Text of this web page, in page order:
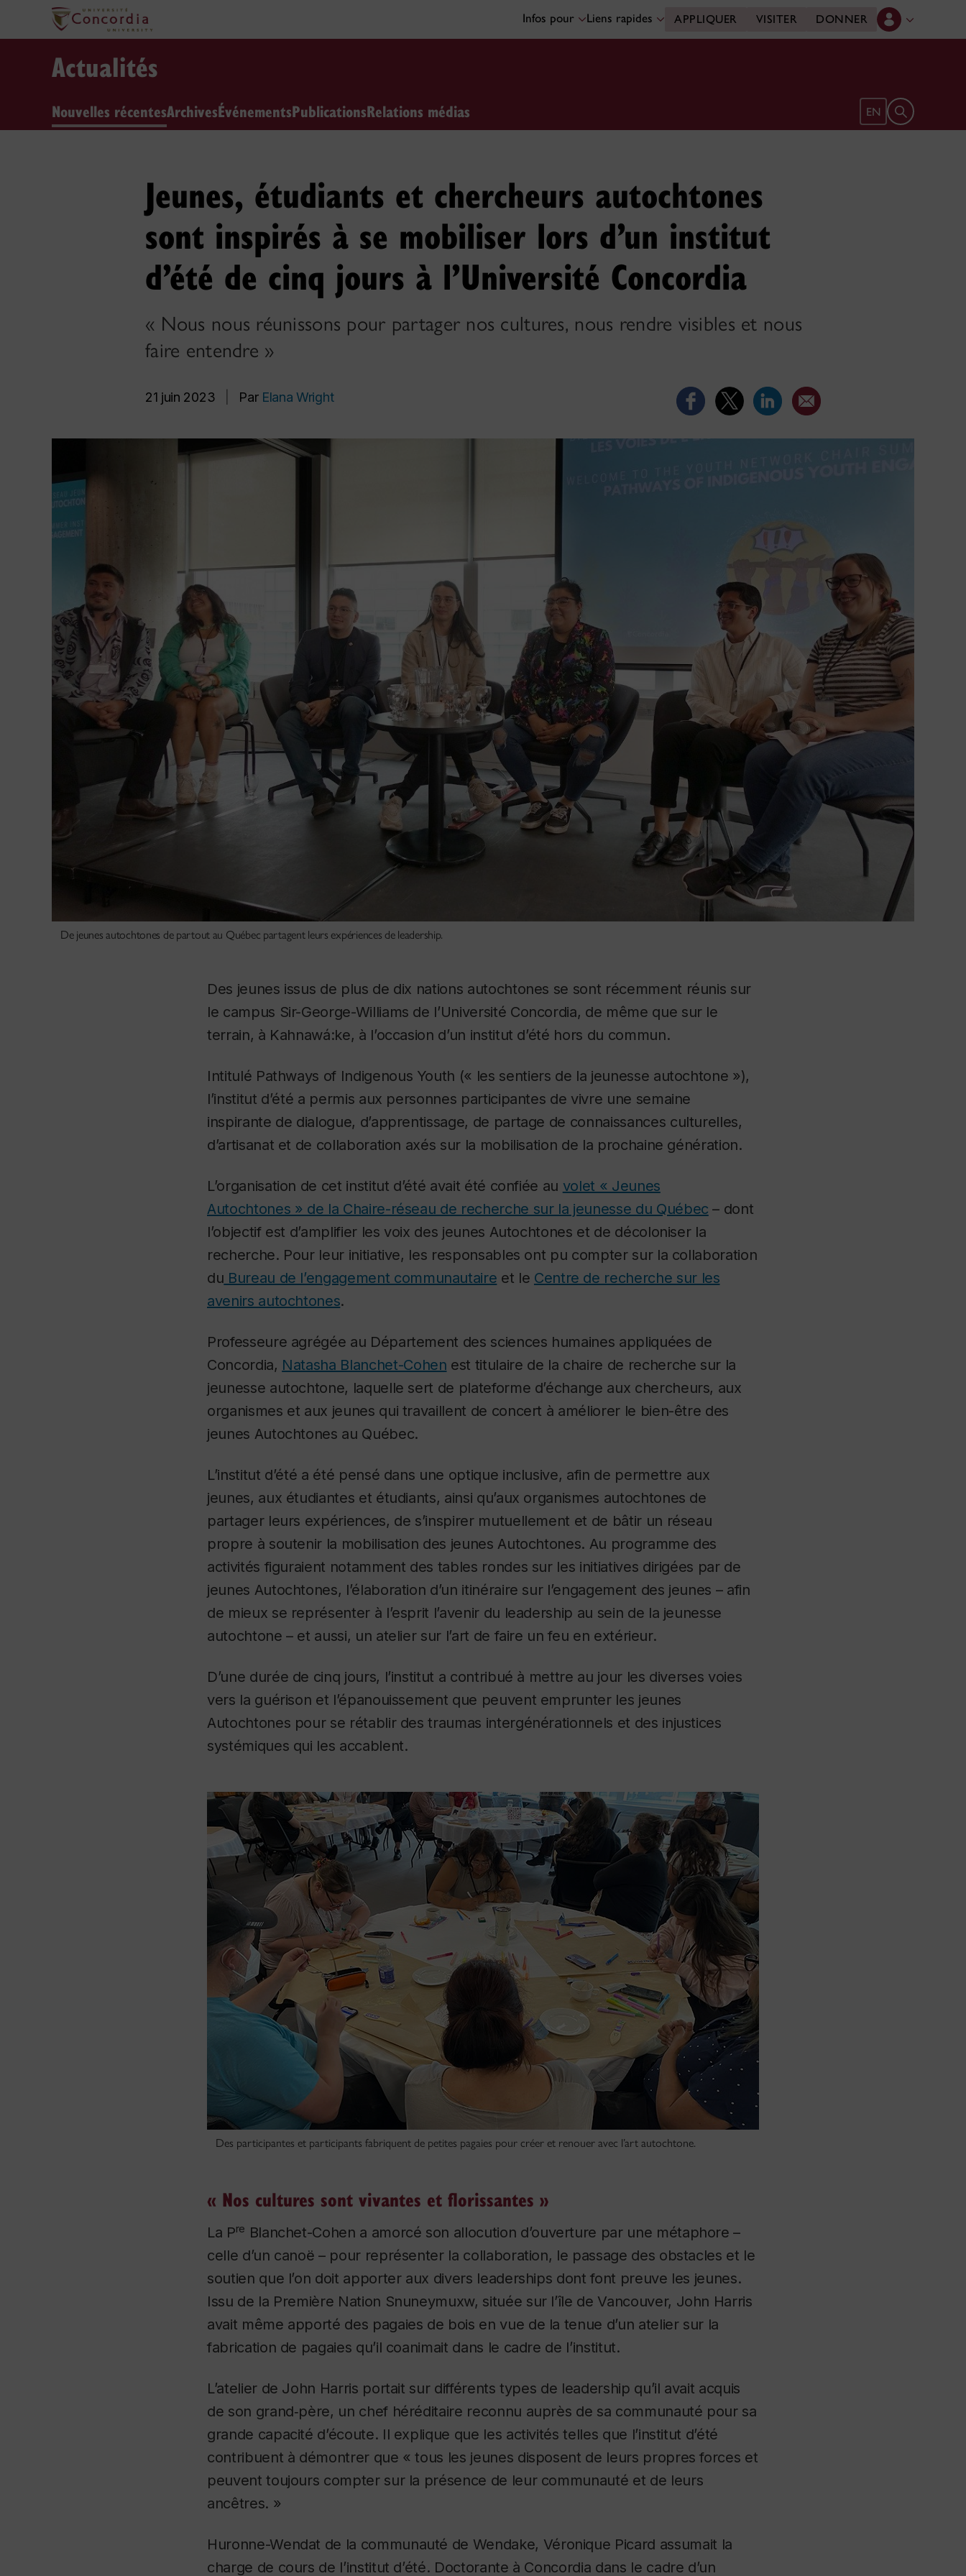
Infos pour Liens rapides APPLIQUER VISITER DONNER
Actualités
Nouvelles récentesArchivesÉvénementsPublicationsRelations médias EN Ouvrir le
Jeunes, étudiants et chercheurs autochtones
sont inspirés à se mobiliser lors d’un institut
d’été de cinq jours à l’Université Concordia
« Nous nous réunissons pour partager nos cultures, nous rendre visibles et nous
faire entendre »
21 juin 2023 Par Elana Wright
De jeunes autochtones de partout au Québec partagent leurs expériences de leadership.
Des jeunes issus de plus de dix nations autochtones se sont récemment réunis sur
le campus Sir-George-Williams de l’Université Concordia, de même que sur le
terrain, à Kahnawá:ke, à l’occasion d’un institut d’été hors du commun.
Intitulé Pathways of Indigenous Youth (« les sentiers de la jeunesse autochtone »),
l’institut d’été a permis aux personnes participantes de vivre une semaine
inspirante de dialogue, d’apprentissage, de partage de connaissances culturelles,
d’artisanat et de collaboration axés sur la mobilisation de la prochaine génération.
L’organisation de cet institut d’été avait été confiée au volet « Jeunes
Autochtones » de la Chaire-réseau de recherche sur la jeunesse du Québec – dont
l’objectif est d’amplifier les voix des jeunes Autochtones et de décoloniser la
recherche. Pour leur initiative, les responsables ont pu compter sur la collaboration
du Bureau de l’engagement communautaire et le Centre de recherche sur les
avenirs autochtones.
Professeure agrégée au Département des sciences humaines appliquées de
Concordia, Natasha Blanchet-Cohen est titulaire de la chaire de recherche sur la
jeunesse autochtone, laquelle sert de plateforme d’échange aux chercheurs, aux
organismes et aux jeunes qui travaillent de concert à améliorer le bien-être des
jeunes Autochtones au Québec.
L’institut d’été a été pensé dans une optique inclusive, afin de permettre aux
jeunes, aux étudiantes et étudiants, ainsi qu’aux organismes autochtones de
partager leurs expériences, de s’inspirer mutuellement et de bâtir un réseau
propre à soutenir la mobilisation des jeunes Autochtones. Au programme des
activités figuraient notamment des tables rondes sur les initiatives dirigées par de
jeunes Autochtones, l’élaboration d’un itinéraire sur l’engagement des jeunes – afin
de mieux se représenter à l’esprit l’avenir du leadership au sein de la jeunesse
autochtone – et aussi, un atelier sur l’art de faire un feu en extérieur.
D’une durée de cinq jours, l’institut a contribué à mettre au jour les diverses voies
vers la guérison et l’épanouissement que peuvent emprunter les jeunes
Autochtones pour se rétablir des traumas intergénérationnels et des injustices
systémiques qui les accablent.
Des participantes et participants fabriquent de petites pagaies pour créer et renouer avec l’art autochtone.
« Nos cultures sont vivantes et florissantes »
La Pre Blanchet-Cohen a amorcé son allocution d’ouverture par une métaphore –
celle d’un canoë – pour représenter la collaboration, le passage des obstacles et le
soutien que l’on doit apporter aux divers leaderships dont font preuve les jeunes.
Issu de la Première Nation Snuneymuxw, située sur l’île de Vancouver, John Harris
avait même apporté des pagaies de bois en vue de la tenue d’un atelier sur la
fabrication de pagaies qu’il coanimait dans le cadre de l’institut.
L’atelier de John Harris portait sur différents types de leadership qu’il avait acquis
de son grand‑père, un chef héréditaire reconnu auprès de sa communauté pour sa
grande capacité d’écoute. Il explique que les activités telles que l’institut d’été
contribuent à démontrer que « tous les jeunes disposent de leurs propres forces et
peuvent toujours compter sur la présence de leur communauté et de leurs
ancêtres. »
Huronne-Wendat de la communauté de Wendake, Véronique Picard assumait la
charge de cours de l’institut d’été. Doctorante à Concordia dans le cadre d’un